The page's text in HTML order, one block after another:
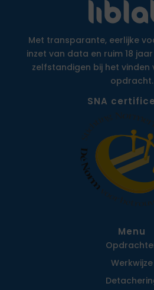
Met transparante, eerlijke
inzet van data en ruim 18
zelfstandigen bij het vinden
opdracht.
SNA
Menu
Werkwijze